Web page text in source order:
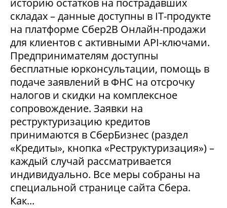
складах – данные доступны в IT-продукте
на платформе Сбер2В Онлайн-продажи
для клиентов с активными API-ключами.
Предпринимателям доступны
бесплатные юрконсультации, помощь в
подаче заявлений в ФНС на отсрочку
налогов и скидки на комплексное
сопровождение. Заявки на
реструктуризацию кредитов
принимаются в СберБизнес (раздел
«Кредиты», кнопка «Реструктуризация») –
каждый случай рассматривается
индивидуально. Все меры собраны на
специальной странице сайта Сбера.
Как...